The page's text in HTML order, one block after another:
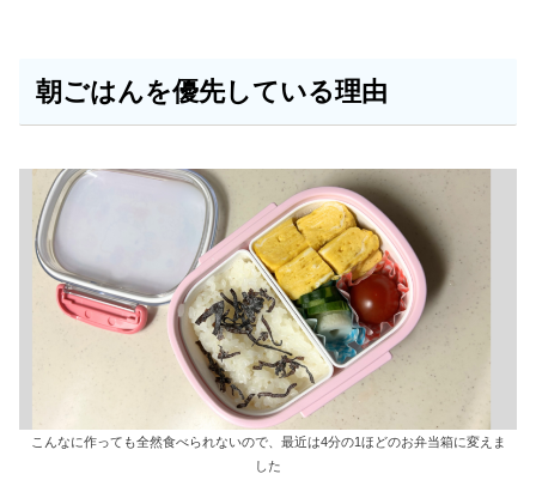
朝ごはんを優先している理由
こんなに作っても全然食べられないので、最近は4分の1ほどのお弁当箱に変えま
した